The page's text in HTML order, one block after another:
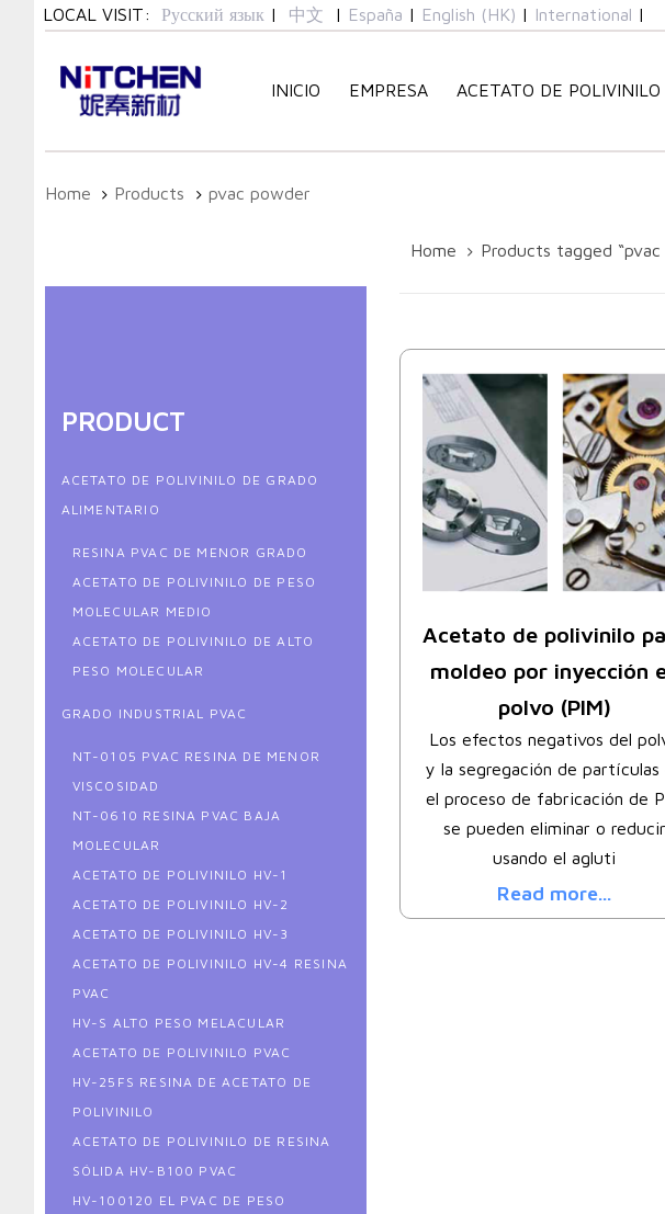
navigation
content
LOCAL VISIT: Русский язык | 中文 | España | English (HK) | International |
INICIO EMPRESA ACETATO DE POLIVINILO
Home Products pvac powder
PRODUCT
ACETATO DE POLIVINILO DE GRADO
ALIMENTARIO
RESINA PVAC DE MENOR GRADO
ACETATO DE POLIVINILO DE PESO
MOLECULAR MEDIO
ACETATO DE POLIVINILO DE ALTO
PESO MOLECULAR
GRADO INDUSTRIAL PVAC
NT-0105 PVAC RESINA DE MENOR
VISCOSIDAD
NT-0610 RESINA PVAC BAJA
MOLECULAR
ACETATO DE POLIVINILO HV-1
ACETATO DE POLIVINILO HV-2
ACETATO DE POLIVINILO HV-3
ACETATO DE POLIVINILO HV-4 RESINA
PVAC
HV-S ALTO PESO MELACULAR
ACETATO DE POLIVINILO PVAC
HV-25FS RESINA DE ACETATO DE
POLIVINILO
ACETATO DE POLIVINILO DE RESINA
SÓLIDA HV-B100 PVAC
HV-100120 EL PVAC DE PESO
Home Products tagged
Acetato de polivinilo
moldeo por inyección
polvo (PIM)
Los efectos negativos del
y la segregación de partículas
el proceso de fabricación de
se pueden eliminar o reducir
usando el agluti
Read more...